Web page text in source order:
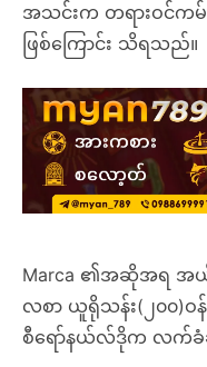
အသင်းက တရားဝင်ကမ်
ဖြစ်ကြောင်း သိရသည်။
Marca ၏အဆိုအရ အ
လစာ ယူရိုသန်း(၂၀၀)ဝန်
စီရော်နယ်လ်ဒိုက လက်ခံခဲ့